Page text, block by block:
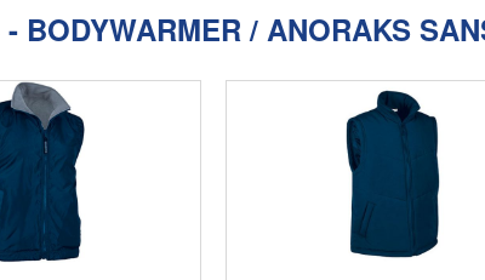
BODYWARMER / ANORAKS